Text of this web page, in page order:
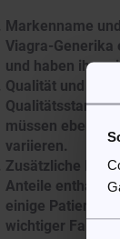
Markenname
Viagra-Generika
und haben ihre
Qualität und
müssen
variieren.
Zusätzliche
Anteile
einige Patienten
wichtiger Faktor